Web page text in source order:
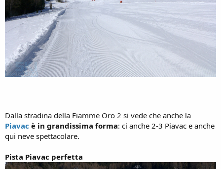
Dalla stradina della Fiamme Oro 2 si vede che anche la
Piavac è in grandissima forma: ci anche 2-3 Piavac e anche
qui neve spettacolare.
Pista Piavac perfetta